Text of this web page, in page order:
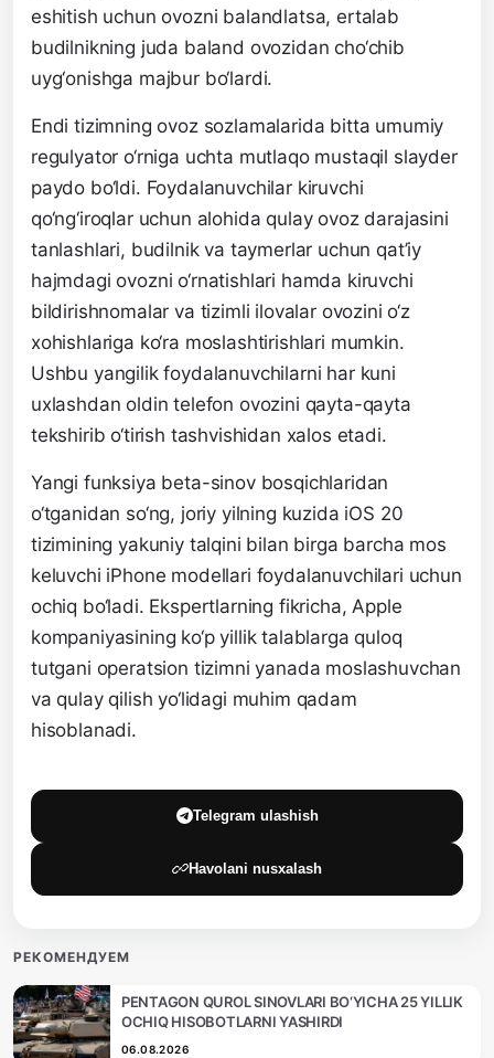
eshitish uchun ovozni balandlatsa, ertalab
budilnikning juda baland ovozidan cho‘chib
uyg‘onishga majbur bo‘lardi.
Endi tizimning ovoz sozlamalarida bitta umumiy
regulyator o‘rniga uchta mutlaqo mustaqil slayder
paydo bo‘ldi. Foydalanuvchilar kiruvchi
qo‘ng‘iroqlar uchun alohida qulay ovoz darajasini
tanlashlari, budilnik va taymerlar uchun qat’iy
hajmdagi ovozni o‘rnatishlari hamda kiruvchi
bildirishnomalar va tizimli ilovalar ovozini o‘z
xohishlariga ko‘ra moslashtirishlari mumkin.
Ushbu yangilik foydalanuvchilarni har kuni
uxlashdan oldin telefon ovozini qayta-qayta
tekshirib o‘tirish tashvishidan xalos etadi.
Yangi funksiya beta-sinov bosqichlaridan
o‘tganidan so‘ng, joriy yilning kuzida iOS 20
tizimining yakuniy talqini bilan birga barcha mos
keluvchi iPhone modellari foydalanuvchilari uchun
ochiq bo‘ladi. Ekspertlarning fikricha, Apple
kompaniyasining ko‘p yillik talablarga quloq
tutgani operatsion tizimni yanada moslashuvchan
va qulay qilish yo‘lidagi muhim qadam
hisoblanadi.
Telegram ulashish
Havolani nusxalash
РЕКОМЕНДУЕМ
PENTAGON QUROL SINOVLARI BO‘YICHA 25 YILLIK
OCHIQ HISOBOTLARNI YASHIRDI
06.08.2026